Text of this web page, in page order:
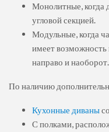
Монолитные, когда
угловой секцией.
Модульные, когда
имеет возможность
направо и наоборот.
По наличию
Кухонные диваны
С полками,